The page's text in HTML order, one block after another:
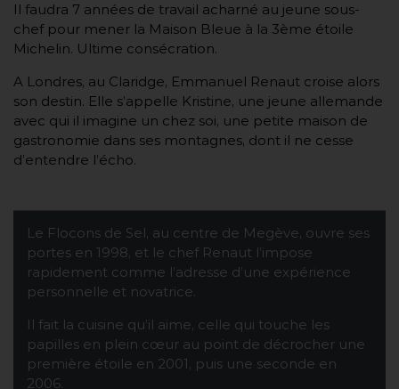
Il faudra 7 années de travail acharné au jeune sous-
chef pour mener la Maison Bleue à la 3ème étoile
Michelin. Ultime consécration.
A Londres, au Claridge, Emmanuel Renaut croise alors
son destin. Elle s’appelle Kristine, une jeune allemande
avec qui il imagine un chez soi, une petite maison de
gastronomie dans ses montagnes, dont il ne cesse
d’entendre l’écho.
Le Flocons de Sel, au centre de Megève, ouvre ses
portes en 1998, et le chef Renaut l’impose
rapidement comme l’adresse d’une expérience
personnelle et novatrice.
Il fait la cuisine qu’il aime, celle qui touche les
papilles en plein cœur au point de décrocher une
première étoile en 2001, puis une seconde en
2006.